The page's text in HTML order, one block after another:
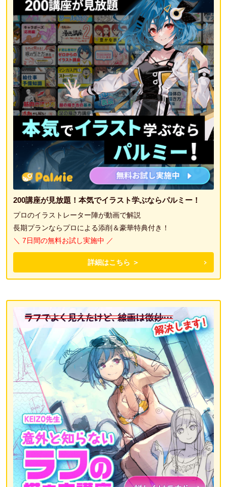
200講座が見放題！本気でイラスト学ぶならパルミー！
プロのイラストレーター陣が動画で解説
長期プランならプロによる添削＆豪華特典付き！
＼ 7日間の無料お試し実施中 ／
詳細はこちら ＞